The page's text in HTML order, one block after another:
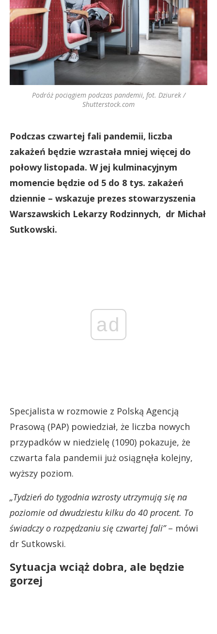
Podróż pociągiem podczas pandemii, fot. Dziurek /
Shutterstock.com
Podczas czwartej fali pandemii, liczba
zakażeń będzie wzrastała mniej więcej do
połowy listopada. W jej kulminacyjnym
momencie będzie od 5 do 8 tys. zakażeń
dziennie – wskazuje prezes stowarzyszenia
Warszawskich Lekarzy Rodzinnych, dr Michał
Sutkowski.
ad
Specjalista w rozmowie z Polską Agencją
Prasową (PAP) powiedział, że liczba nowych
przypadków w niedzielę (1090) pokazuje, że
czwarta fala pandemii już osiągnęła kolejny,
wyższy poziom.
„Tydzień do tygodnia wzrosty utrzymują się na
poziomie od dwudziestu kilku do 40 procent. To
świadczy o rozpędzaniu się czwartej fali”– mówi
dr Sutkowski.
Sytuacja wciąż dobra, ale będzie
gorzej